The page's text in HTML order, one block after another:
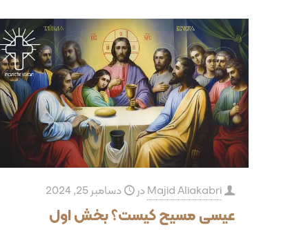
Majid Aliakabriدر دسامبر 25, 2024
عیسی مسیح کیست؟ بخش اول